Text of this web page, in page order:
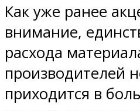
Как уже ранее
внимание,
расхода
производителей
приходится в